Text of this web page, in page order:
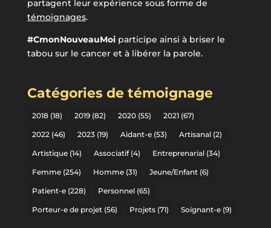
partagent leur expérience sous forme de
témoignages.
#CmonNouveauMoiparticipe ainsi à briser le
tabou sur le cancer et à libérer la parole.
Catégories de témoignage
2018(18) 2019(82) 2020(55) 2021(67)
2022(46) 2023(19) Aidant-e(53) Artisanal(2)
Artistique(14) Associatif(4) Entreprenarial(34)
Femme(254) Homme(31) Jeune/Enfant(6)
Patient-e(228) Personnel(65)
Porteur-e de projet(56) Projets(71) Soignant-e(9)